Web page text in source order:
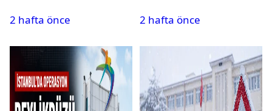
var
2 hafta önce
su kesintisi sorgulama
2 hafta önce